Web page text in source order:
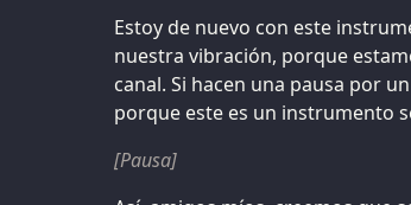
Estoy de nuevo con este
nuestra vibración, porque
canal. Si hacen una pausa por
porque este es un instrumento
[Pausa]